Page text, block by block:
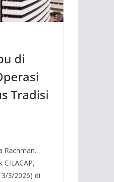
di
Tradisi
Rachman.
CILACAP,
3/2026) di